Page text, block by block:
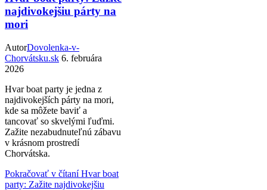
najdivokejšiu párty na
mori
AutorDovolenka-v-
Chorvátsku.sk 6. februára
2026
Hvar boat party je jedna z
najdivokejších párty na mori,
kde sa môžete baviť a
tancovať so skvelými ľuďmi.
Zažite nezabudnuteľnú zábavu
v krásnom prostredí
Chorvátska.
Pokračovať v čítaníHvar boat
party: Zažite najdivokejšiu